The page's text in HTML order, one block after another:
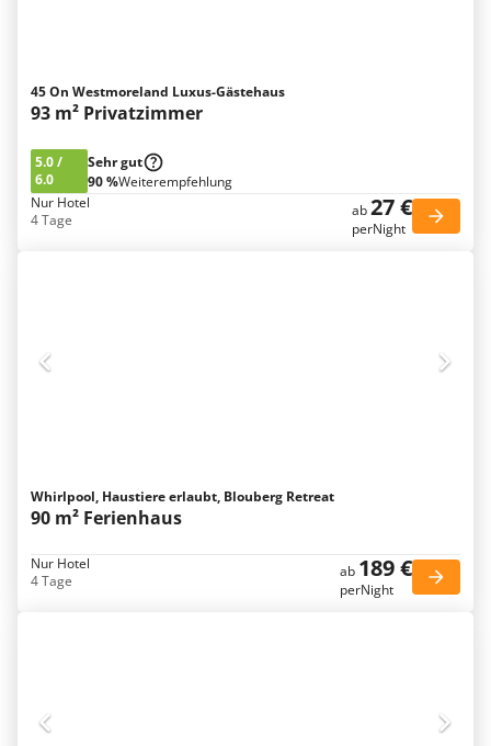
45 On Westmoreland Luxus-Gästehaus
93 m² Privatzimmer
5.0/
6.0
Sehr gut
90 %Weiterempfehlung
Nur Hotel
4 Tage
ab27 €
perNight
Whirlpool, Haustiere erlaubt, Blouberg Retreat
90 m² Ferienhaus
Nur Hotel
4 Tage
ab 189 €
perNight